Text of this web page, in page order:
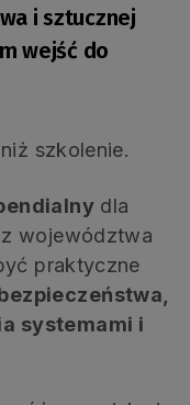
i sztucznej
wejść do
szkolenie.
dla
województwa
praktyczne
systemami i